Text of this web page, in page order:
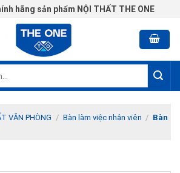
hãng sản phẩm NỘI THẤT THE ONE
VĂN PHÒNG / Bàn làm việc nhân viên / Bàn